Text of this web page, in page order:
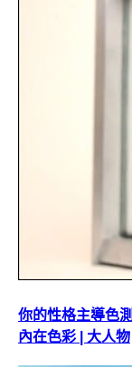
你的性格主導色
內在色彩 | 大人物